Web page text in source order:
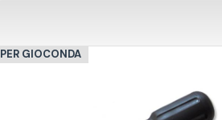
PER GIOCONDA